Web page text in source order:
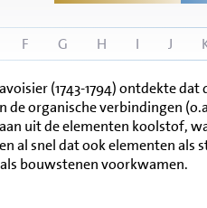
F G H I J
(1743-1794) ontdekte dat
de organische verbindingen
uit de elementen koolstof,
al snel dat ook elementen als
bouwstenen voorkwamen.